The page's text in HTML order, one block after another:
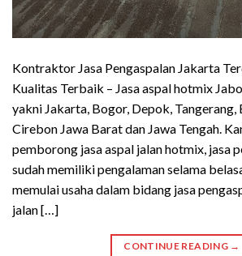
Kontraktor Jasa Pengaspalan Jakarta
Kualitas Terbaik – Jasa aspal hotmix
yakni Jakarta, Bogor, Depok, Tangerang,
Cirebon Jawa Barat dan Jawa Tengah.
pemborong jasa aspal jalan hotmix, jasa
sudah memiliki pengalaman selama
memulai usaha dalam bidang jasa
jalan […]
CONTINUE READING →